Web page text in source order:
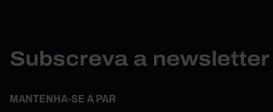
Subscreva a
MANTENHA-SE A PAR